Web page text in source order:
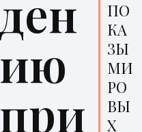
ден
ию
при
ПО
КА
ЗЫ
МИ
РО
ВЫ
Х